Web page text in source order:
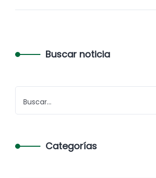
Buscar noticia
Categorías